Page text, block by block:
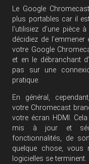
Le Google
plus portables car il
l’utilisiez d’une
décidiez de
votre Google
et en le débranchant
pas sur une
pratique.
En général,
votre Chromecast
votre écran HDMI.
mis à jour et
fonctionnalités, de
quelque chose, vous
logicielles se terminent.